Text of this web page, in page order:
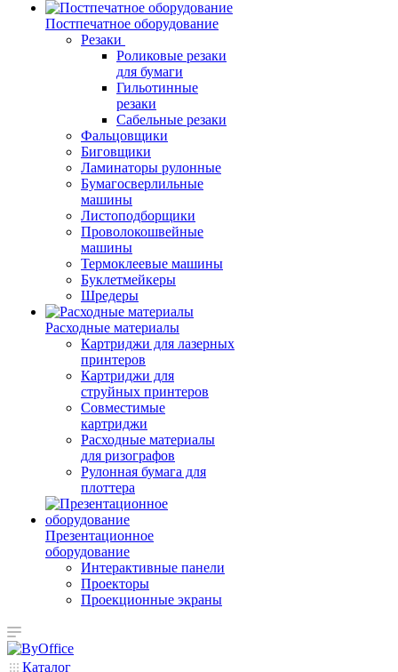
Постпечатное оборудование
Резаки
Роликовые резаки
для бумаги
Гильотинные
резаки
Сабельные резаки
Фальцовщики
Биговщики
Ламинаторы рулонные
Бумагосверлильные
машины
Листоподборщики
Проволокошвейные
машины
Термоклеевые машины
Буклетмейкеры
Шредеры
Расходные материалы
Картриджи для лазерных
принтеров
Картриджи для
струйных принтеров
Совместимые
картриджи
Расходные материалы
для ризографов
Рулонная бумага для
плоттера
Презентационное
оборудование
Интерактивные панели
Проекторы
Проекционные экраны
Каталог